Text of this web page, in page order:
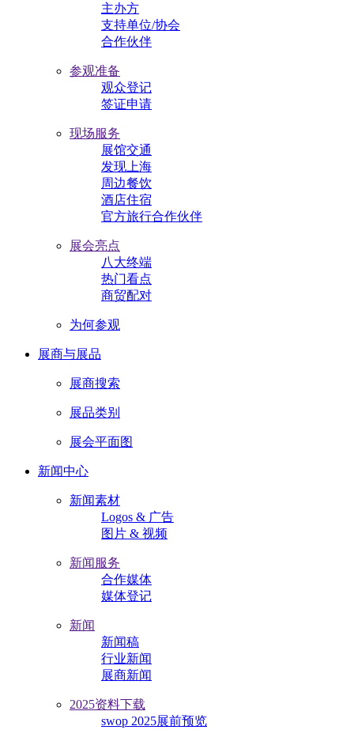
主办方
支持单位/协会
合作伙伴
参观准备
观众登记
签证申请
现场服务
展馆交通
发现上海
周边餐饮
酒店住宿
官方旅行合作伙伴
展会亮点
八大终端
热门看点
商贸配对
为何参观
展商与展品
展商搜索
展品类别
展会平面图
新闻中心
新闻素材
Logos & 广告
图片 & 视频
新闻服务
合作媒体
媒体登记
新闻
新闻稿
行业新闻
展商新闻
2025资料下载
swop 2025展前预览